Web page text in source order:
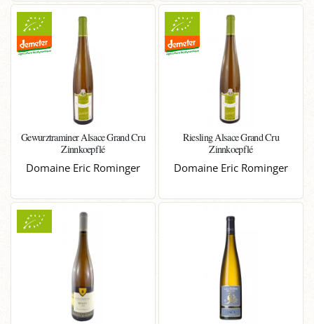
Gewurztraminer Alsace Grand Cru
Zinnkoepflé
Domaine Eric Rominger
Riesling Alsace Grand Cru
Zinnkoepflé
Domaine Eric Rominger